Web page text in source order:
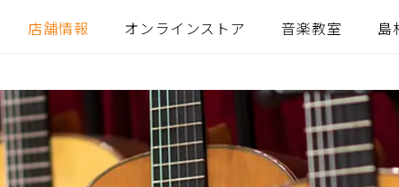
店舗情報 オンラインストア 音楽教室 島